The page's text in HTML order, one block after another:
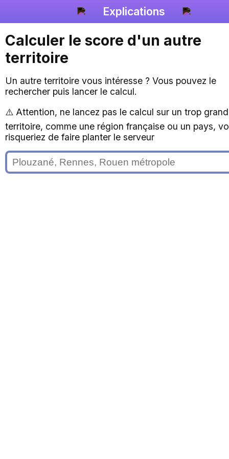
Explications
Calculer le score d'un autre
territoire
Un autre territoire vous intéresse ? Vous pouvez le
rechercher puis lancer le calcul.
⚠️ Attention, ne lancez pas le calcul sur un trop grand
territoire, comme une région française ou un pays,
risqueriez de faire planter le serveur